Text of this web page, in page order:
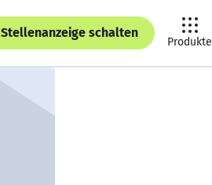
Stellenanzeige schalten
Produkte